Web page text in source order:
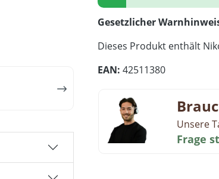
Gesetzlicher
Dieses Produkt enthält
EAN: 42511380
Unsere
Frage